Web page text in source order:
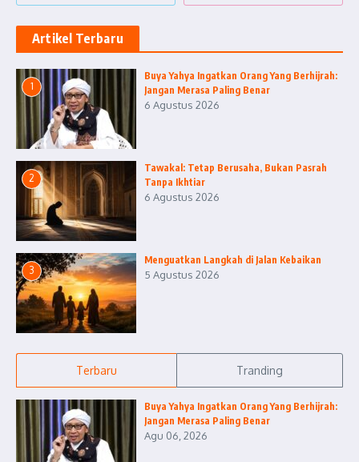
Artikel Terbaru
1
Buya Yahya Ingatkan Orang Yang Berhijrah:
Jangan Merasa Paling Benar
6 Agustus 2026
2
Tawakal: Tetap Berusaha, Bukan Pasrah
Tanpa Ikhtiar
6 Agustus 2026
3
Menguatkan Langkah di Jalan Kebaikan
5 Agustus 2026
Terbaru Tranding
Buya Yahya Ingatkan Orang Yang Berhijrah:
Jangan Merasa Paling Benar
Agu 06, 2026